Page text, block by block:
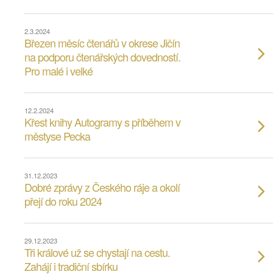
2.3.2024
Březen měsíc čtenářů v okrese Jičín
na podporu čtenářských dovedností.
Pro malé i velké
12.2.2024
Křest knihy Autogramy s příběhem v
městyse Pecka
31.12.2023
Dobré zprávy z Českého ráje a okolí
přejí do roku 2024
29.12.2023
Tři králové už se chystají na cestu.
Zahájí i tradiční sbírku